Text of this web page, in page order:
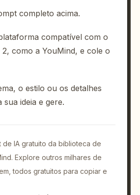
ou o olhar. Não
facial, proporções
ou penteado. Evite
suavização artificial da
ilustração estilizados,
acessórios extras,
duplicados ou física de
completo acima.
compatível com o
2, como a YouMind, e cole o
o estilo ou os detalhes
ideia e gere.
de IA gratuito da biblioteca de
Explore outros milhares de
todos gratuitos para copiar e